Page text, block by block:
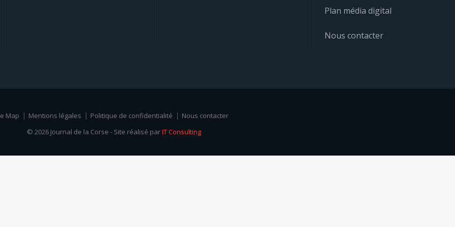
Plan média digital
Nous contacter
Map Mentions légales Politique de confidentialité
Nous contacter
© 2026 Journal de la Corse - Site réalisé parIT Consulting